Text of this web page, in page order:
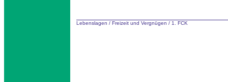
Lebenslagen / Freizeit und Vergnügen / 1. FCK